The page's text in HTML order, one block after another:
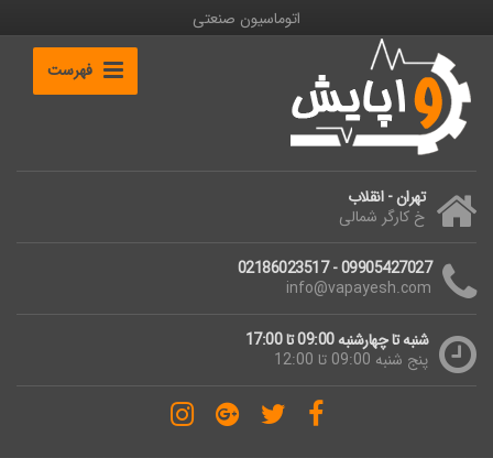
اتوماسیون صنعتی
فهرست
تهران - انقلاب
خ کارگر شمالی
09905427027 - 02186023517
info@vapayesh.com
شنبه تا چهارشنبه 09:00 تا 17:00
پنج شنبه 09:00 تا 12:00